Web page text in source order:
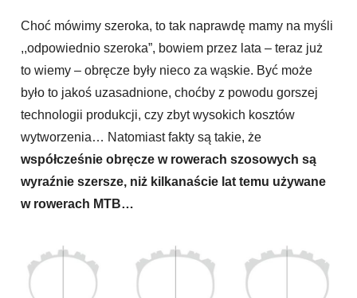
Choć mówimy szeroka, to tak naprawdę mamy na myśli
,,odpowiednio szeroka”, bowiem przez lata – teraz już
to wiemy – obręcze były nieco za wąskie. Być może
było to jakoś uzasadnione, choćby z powodu gorszej
technologii produkcji, czy zbyt wysokich kosztów
wytworzenia… Natomiast fakty są takie, że
współcześnie obręcze w rowerach szosowych są
wyraźnie szersze, niż kilkanaście lat temu używane
w rowerach MTB…